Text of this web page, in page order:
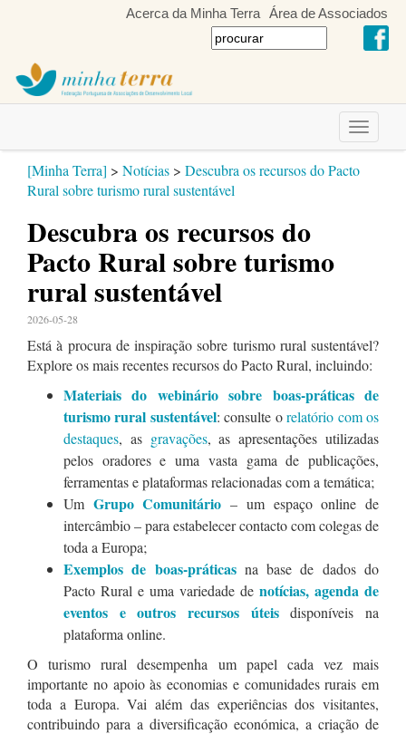
Acerca da Minha Terra Área de Associados
Toggle
[Minha Terra] > Notícias > Descubra os recursos do Pacto
Rural sobre turismo rural sustentável
Descubra os recursos do
Pacto Rural sobre turismo
rural sustentável
2026-05-28
Está à procura de inspiração sobre turismo rural sustentável?
Explore os mais recentes recursos do Pacto Rural, incluindo:
Materiais do webinário sobre boas-práticas de
turismo rural sustentável: consulte orelatório com os
destaques, as gravações, as apresentações utilizadas
pelos oradores e uma vasta gama de publicações,
ferramentas e plataformas relacionadas com a temática;
Um Grupo Comunitário – um espaço online de
intercâmbio – para estabelecer contacto com colegas de
toda a Europa;
Exemplos de boas-práticasna base de dados do
Pacto Rural e uma variedade de notícias, agenda de
eventos e outros recursos úteisdisponíveis na
plataforma online.
O turismo rural desempenha um papel cada vez mais
importante no apoio às economias e comunidades rurais em
toda a Europa. Vai além das experiências dos visitantes,
contribuindo para a diversificação económica, a criação de